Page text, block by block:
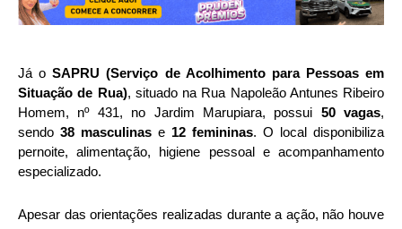
Já oSAPRU (Serviço de Acolhimento para Pessoas em
Situação de Rua), situado na Rua Napoleão Antunes Ribeiro
Homem, nº 431, no Jardim Marupiara, possui 50 vagas,
sendo 38 masculinas e 12 femininas. O local disponibiliza
pernoite, alimentação, higiene pessoal e acompanhamento
especializado.
Apesar das orientações realizadas durante a ação, não houve